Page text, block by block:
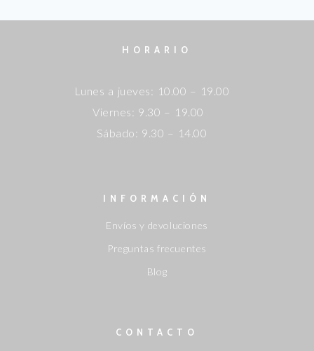
HORARIO
Lunes a jueves: 10.00 – 19.00
Viernes: 9.30 – 19.00
Sábado: 9.30 – 14.00
INFORMACIÓN
Envíos y devoluciones
Preguntas frecuentes
Blog
CONTACTO